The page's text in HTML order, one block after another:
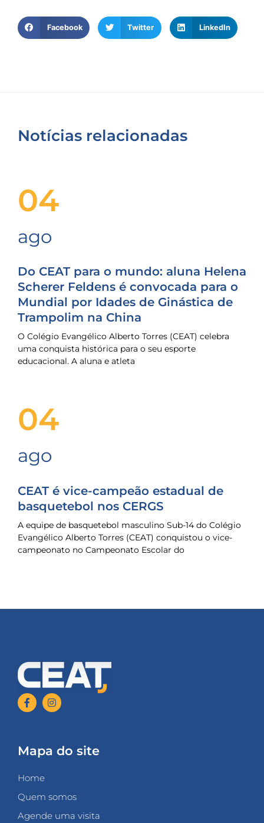
Facebook Twitter LinkedIn
Notícias relacionadas
04
ago
Do CEAT para o mundo: aluna Helena
Scherer Feldens é convocada para o
Mundial por Idades de Ginástica de
Trampolim na China
O Colégio Evangélico Alberto Torres (CEAT) celebra
uma conquista histórica para o seu esporte
educacional. A aluna e atleta
04
ago
CEAT é vice-campeão estadual de
basquetebol nos CERGS
A equipe de basquetebol masculino Sub-14 do Colégio
Evangélico Alberto Torres (CEAT) conquistou o vice-
campeonato no Campeonato Escolar do
Mapa do site
Home
Quem somos
Agende uma visita